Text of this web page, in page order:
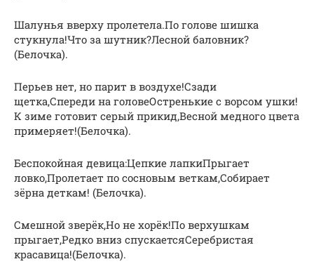
Шалунья вверху пролетела.По голове шишка
стукнула!Что за шутник?Лесной баловник?
(Белочка).
Перьев нет, но парит в воздухе!Сзади
щетка,Спереди на головеОстренькие с ворсом ушки!
К зиме готовит серый прикид,Весной медного цвета
примеряет!(Белочка).
Беспокойная девица:Цепкие лапкиПрыгает
ловко,Пролетает по сосновым веткам,Собирает
зёрна деткам! (Белочка).
Смешной зверёк,Но не хорёк!По верхушкам
прыгает,Редко вниз спускаетсяСеребристая
красавица!(Белочка).